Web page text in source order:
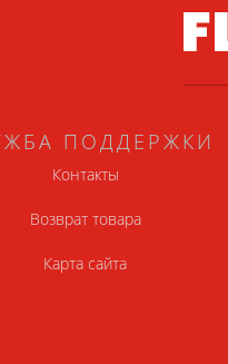
ПОДДЕРЖКИ
Контакты
Возврат товара
Карта сайта